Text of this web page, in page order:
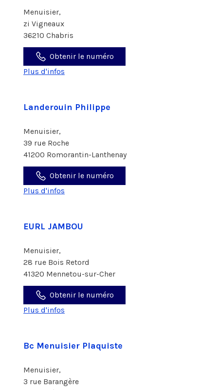
Menuisier,
zi Vigneaux
36210 Chabris
Obtenir le numéro
Plus d'infos
Landerouin Philippe
Menuisier,
39 rue Roche
41200 Romorantin-Lanthenay
Obtenir le numéro
Plus d'infos
EURL JAMBOU
Menuisier,
28 rue Bois Retord
41320 Mennetou-sur-Cher
Obtenir le numéro
Plus d'infos
Bc Menuisier Plaquiste
Menuisier,
3 rue Barangère